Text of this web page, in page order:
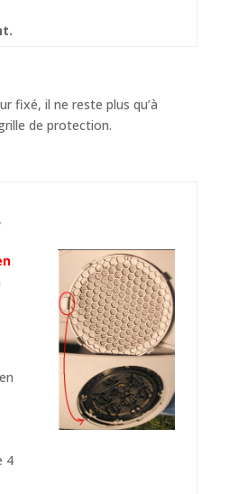
fixé, il ne reste plus qu’à
de protection.
4